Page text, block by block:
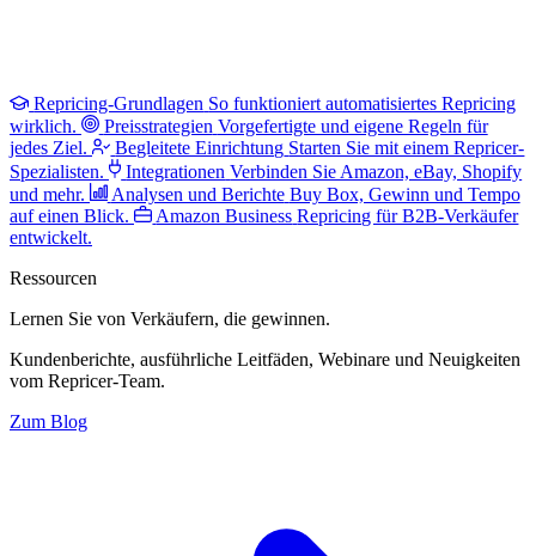
Repricing-Grundlagen So funktioniert automatisiertes Repricing
wirklich.
Preisstrategien Vorgefertigte und eigene Regeln für
jedes Ziel.
Begleitete Einrichtung Starten Sie mit einem Repricer-
Spezialisten.
Integrationen Verbinden Sie Amazon, eBay, Shopify
und mehr.
Analysen und Berichte Buy Box, Gewinn und Tempo
auf einen Blick.
Amazon Business Repricing für B2B-Verkäufer
entwickelt.
Ressourcen
Lernen Sie von Verkäufern, die gewinnen.
Kundenberichte, ausführliche Leitfäden, Webinare und Neuigkeiten
vom Repricer-Team.
Zum Blog